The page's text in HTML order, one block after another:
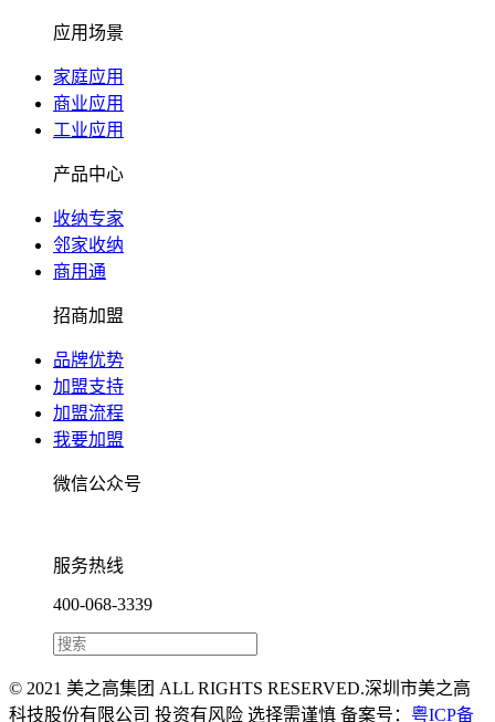
应用场景
家庭应用
商业应用
工业应用
产品中心
收纳专家
邻家收纳
商用通
招商加盟
品牌优势
加盟支持
加盟流程
我要加盟
微信公众号
服务热线
400-068-3339
© 2021 美之高集团 ALL RIGHTS RESERVED.深圳市美之高
科技股份有限公司 投资有风险 选择需谨慎 备案号： 粤ICP备